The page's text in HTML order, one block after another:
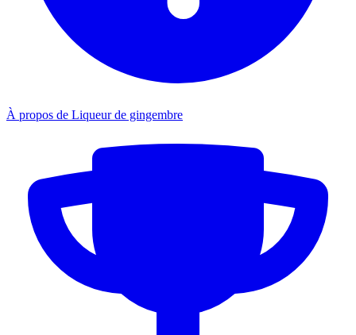
À propos de Liqueur de gingembre